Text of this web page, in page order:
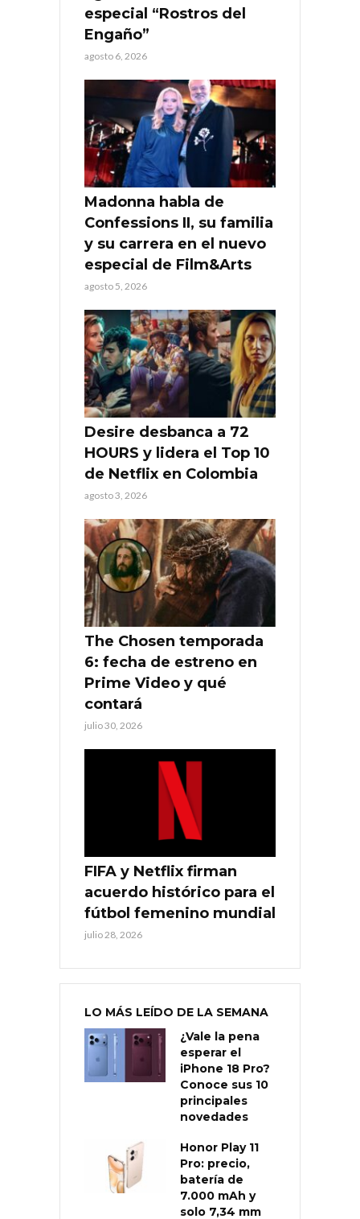
especial “Rostros del
Engaño”
agosto 6, 2026
Madonna habla de
Confessions II, su familia
y su carrera en el nuevo
especial de Film&Arts
agosto 5, 2026
Desire desbanca a 72
HOURS y lidera el Top 10
de Netflix en Colombia
agosto 3, 2026
The Chosen temporada
6: fecha de estreno en
Prime Video y qué
contará
julio 30, 2026
FIFA y Netflix firman
acuerdo histórico para el
fútbol femenino mundial
julio 28, 2026
LO MÁS LEÍDO DE LA SEMANA
¿Vale la pena
esperar el
iPhone 18 Pro?
Conoce sus 10
principales
novedades
Honor Play 11
Pro: precio,
batería de
7.000 mAh y
solo 7,34 mm